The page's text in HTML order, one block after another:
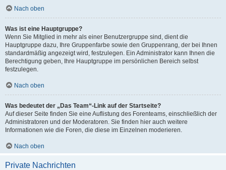
Nach oben
Was ist eine Hauptgruppe?
Wenn Sie Mitglied in mehr als einer Benutzergruppe sind, dient die
Hauptgruppe dazu, Ihre Gruppenfarbe sowie den Gruppenrang, der bei Ihnen
standardmäßig angezeigt wird, festzulegen. Ein Administrator kann Ihnen die
Berechtigung geben, Ihre Hauptgruppe im persönlichen Bereich selbst
festzulegen.
Nach oben
Was bedeutet der „Das Team“-Link auf der Startseite?
Auf dieser Seite finden Sie eine Auflistung des Forenteams, einschließlich der
Administratoren und der Moderatoren. Sie finden hier auch weitere
Informationen wie die Foren, die diese im Einzelnen moderieren.
Nach oben
Private Nachrichten